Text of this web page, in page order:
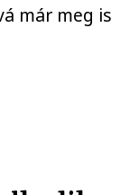
már meg is